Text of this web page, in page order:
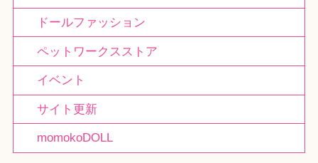
ドールファッション
ペットワークスストア
イベント
サイト更新
momokoDOLL